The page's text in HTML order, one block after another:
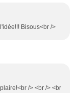
Bisous<br />
/> <br /> <br